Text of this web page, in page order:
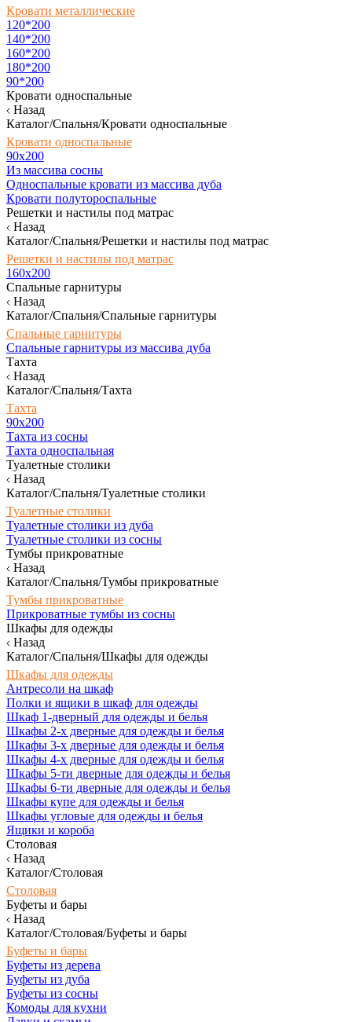
Кровати металлические
120*200
140*200
160*200
180*200
90*200
Кровати односпальные
Назад
Каталог/Спальня/Кровати односпальные
Кровати односпальные
90х200
Из массива сосны
Односпальные кровати из массива дуба
Кровати полутороспальные
Решетки и настилы под матрас
Назад
Каталог/Спальня/Решетки и настилы под матрас
Решетки и настилы под матрас
160х200
Спальные гарнитуры
Назад
Каталог/Спальня/Спальные гарнитуры
Спальные гарнитуры
Спальные гарнитуры из массива дуба
Тахта
Назад
Каталог/Спальня/Тахта
Тахта
90х200
Тахта из сосны
Тахта односпальная
Туалетные столики
Назад
Каталог/Спальня/Туалетные столики
Туалетные столики
Туалетные столики из дуба
Туалетные столики из сосны
Тумбы прикроватные
Назад
Каталог/Спальня/Тумбы прикроватные
Тумбы прикроватные
Прикроватные тумбы из сосны
Шкафы для одежды
Назад
Каталог/Спальня/Шкафы для одежды
Шкафы для одежды
Антресоли на шкаф
Полки и ящики в шкаф для одежды
Шкаф 1-дверный для одежды и белья
Шкафы 2-х дверные для одежды и белья
Шкафы 3-х дверные для одежды и белья
Шкафы 4-х дверные для одежды и белья
Шкафы 5-ти дверные для одежды и белья
Шкафы 6-ти дверные для одежды и белья
Шкафы купе для одежды и белья
Шкафы угловые для одежды и белья
Ящики и короба
Столовая
Назад
Каталог/Столовая
Столовая
Буфеты и бары
Назад
Каталог/Столовая/Буфеты и бары
Буфеты и бары
Буфеты из дерева
Буфеты из дуба
Буфеты из сосны
Комоды для кухни